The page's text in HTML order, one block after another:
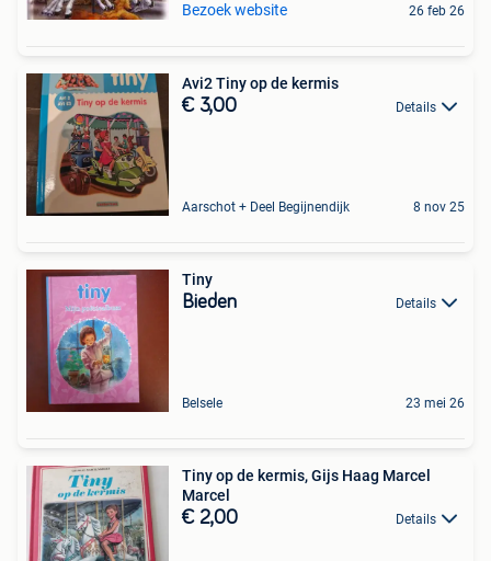
Bezoek website 26 feb 26
Avi2 Tiny op de kermis
€ 3,00 Details
Aarschot + Deel Begijnendijk 8 nov 25
Tiny
Bieden Details
Belsele 23 mei 26
Tiny op de kermis, Gijs Haag Marcel
Marcel
€ 2,00 Details